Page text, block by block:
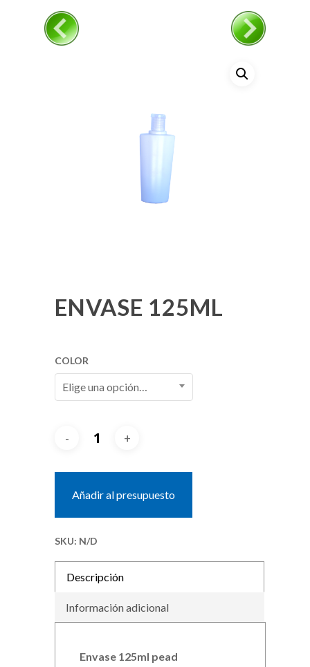
ENVASE 125ML
COLOR
Elige una opción…
Añadir al presupuesto
SKU: N/D
Descripción
Información adicional
Envase 125ml pead